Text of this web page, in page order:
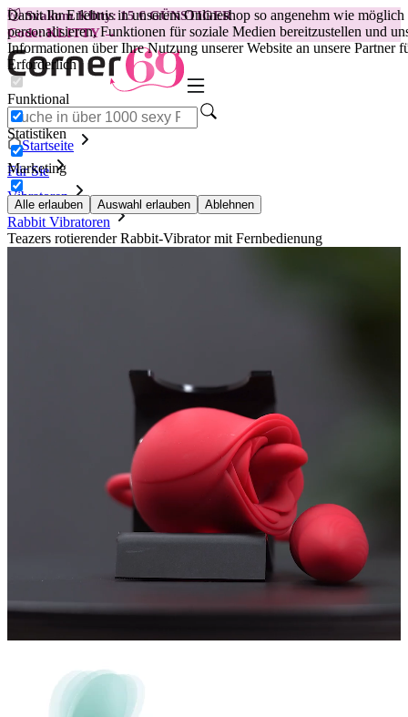
Damit Ihr Erlebnis in unserem Onlineshop so angenehm wie möglich
personalisieren, Funktionen für soziale Medien bereitzustellen und
Informationen über Ihre Nutzung unserer Website an unsere Partner
Erforderlich
Funktional
Statistiken
Marketing
Alle erlauben Auswahl erlauben Ablehnen
😽Svakom Klitty: 15 € GÜNSTIGER
Code: KLITTY →
Startseite
Für Sie
Vibratoren
Rabbit Vibratoren
Teazers rotierender Rabbit-Vibrator mit Fernbedienung